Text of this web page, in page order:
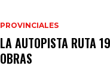
PROVINCIALES
LA AUTOPISTA RUTA
OBRAS